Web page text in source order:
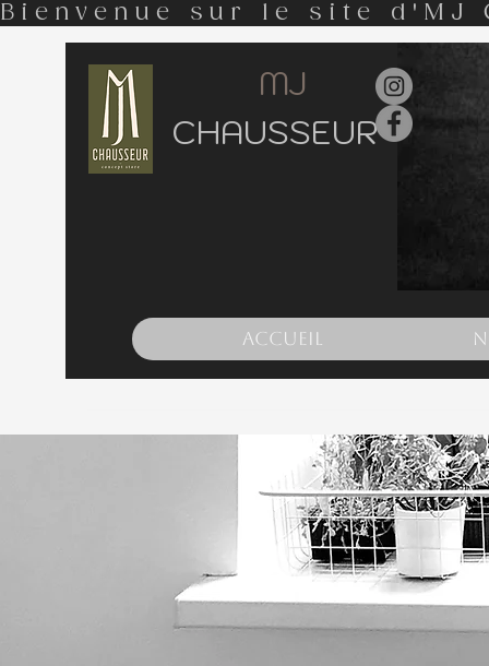
Bienvenue sur le site
MJ
CHAUSSEUR
Accueil